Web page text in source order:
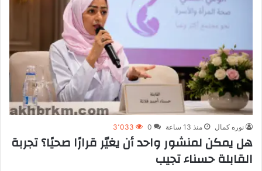
نوره كمال منذ 13 ساعة 0 3٬033
هل يمكن لمنشور واحد أن يغيّر قرارًا صحيًا؟ تجربة
القابلة حسناء تجيب